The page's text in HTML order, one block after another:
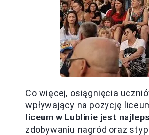
Co więcej, osiągnięcia
wpływający na pozycję
liceum w Lublinie jest
zdobywaniu nagród oraz